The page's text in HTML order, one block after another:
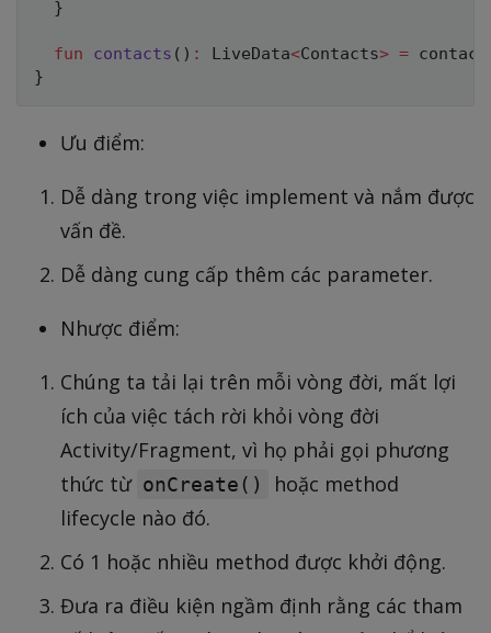
}
fun contacts ( ) : LiveData<Contacts> =
}
Ưu điểm:
Dễ dàng trong việc implement và nắm được
vấn đề.
Dễ dàng cung cấp thêm các parameter.
Nhược điểm:
Chúng ta tải lại trên mỗi vòng đời, mất lợi
ích của việc tách rời khỏi vòng đời
Activity/Fragment, vì họ phải gọi phương
thức từ onCreate()
hoặc method
lifecycle nào đó.
Có 1 hoặc nhiều method được khởi động.
Đưa ra điều kiện ngầm định rằng các tham